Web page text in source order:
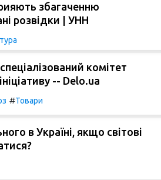
збагаченню
розвідки | УНН
комітет
-- Delo.ua
#Товари
в Україні, якщо світові